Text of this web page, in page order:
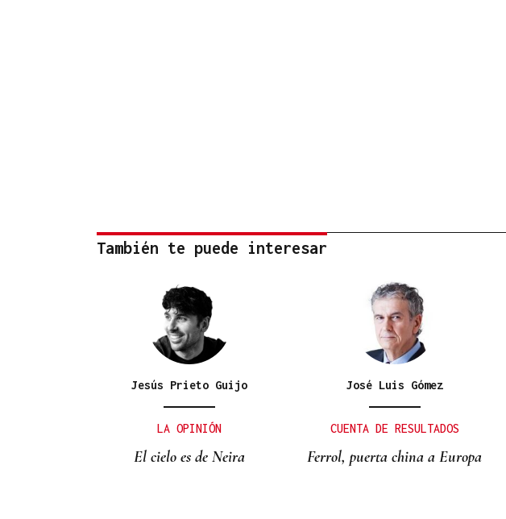
También te puede interesar
Jesús Prieto Guijo
LA OPINIÓN
El cielo es de Neira
José Luis Gómez
CUENTA DE RESULTADOS
Ferrol, puerta china a Europa